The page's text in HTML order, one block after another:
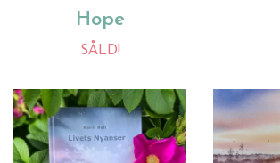
Hope
SÅLD!